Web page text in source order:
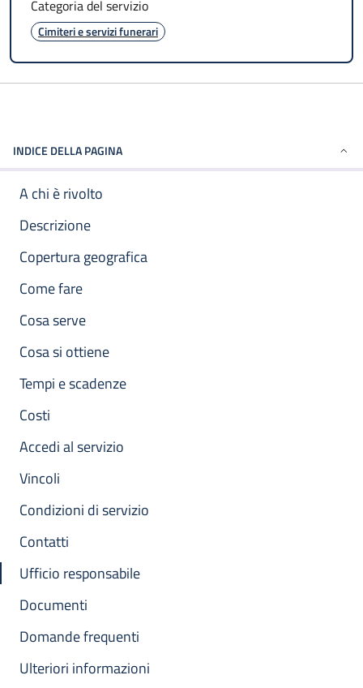
Categoria del servizio
Cimiteri e servizi funerari
INDICE DELLA PAGINA
A chi è rivolto
Descrizione
Copertura geografica
Come fare
Cosa serve
Cosa si ottiene
Tempi e scadenze
Costi
Accedi al servizio
Vincoli
Condizioni di servizio
Contatti
Ufficio responsabile
Documenti
Domande frequenti
Ulteriori informazioni